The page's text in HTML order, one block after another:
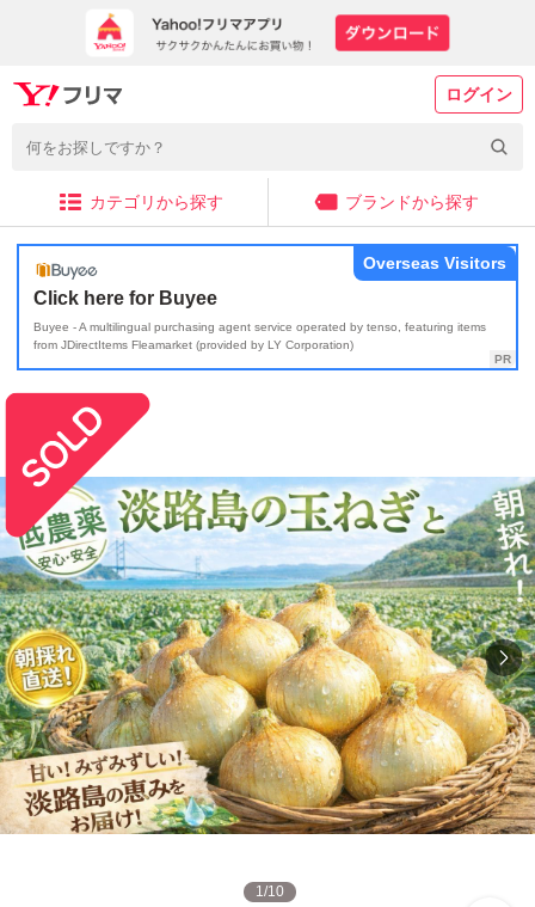
ログイン
カテゴリから探す ブランドから探す
Click here for Buyee
Buyee - A multilingual purchasing agent service operated by tenso, featuring items
from JDirectItems Fleamarket (provided by LY Corporation)
Overseas Visitors
1/10